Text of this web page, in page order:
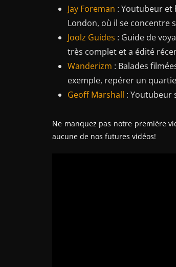
Jay Foreman : Youtubeur et
London, où il se concentre
Joolz Guides : Guide de
très complet et a édité
Wanderizm : Balades
exemple, repérer un
Geoff Marshall : Youtubeur
Ne manquez pas notre première
aucune de nos futures vidéos!